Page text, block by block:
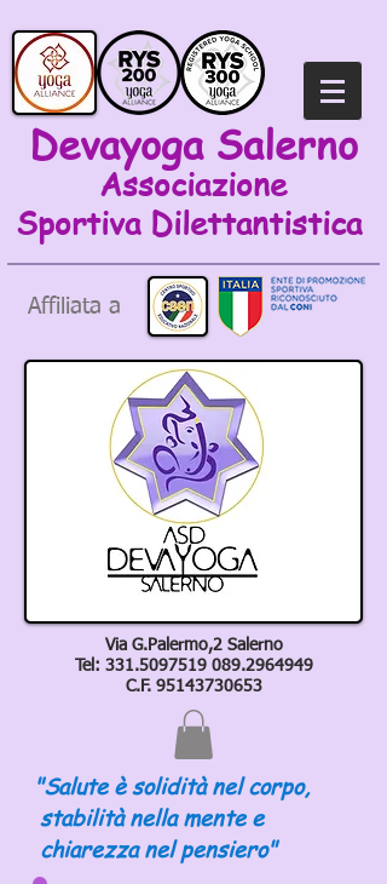
Devayoga Salerno
Associazione
Sportiva Dilettantistica
Affiliata a
Via G.Palermo,2 Salerno
Tel: 331.5097519 089.2964949
C.F. 95143730653
"Salute è solidità nel corpo,
stabilità nella mente e
chiarezza nel pensiero"